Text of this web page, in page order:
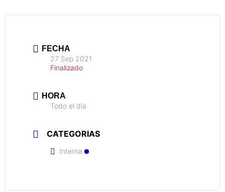
FECHA
27 Sep 2021
Finalizado
HORA
Todo el día
CATEGORIAS
Interna